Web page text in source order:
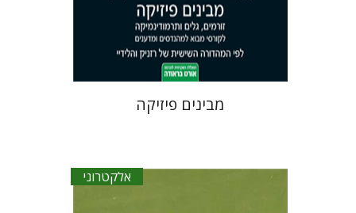
הנחת אתר ספר אלקטרוני
$30
מבינים פיזיקה
אלקטרוני